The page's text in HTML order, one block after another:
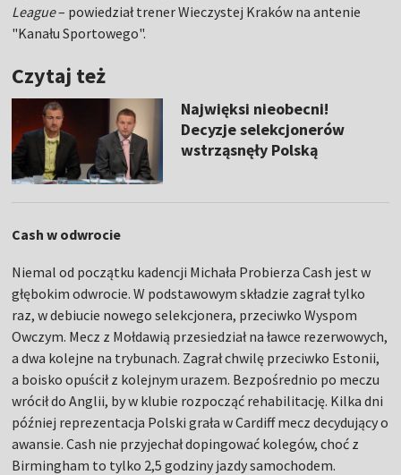
League– powiedział trener Wieczystej Kraków na antenie
"Kanału Sportowego".
Czytaj też
Najwięksi nieobecni!
Decyzje selekcjonerów
wstrząsnęły Polską
Cash w odwrocie
Niemal od początku kadencji Michała Probierza Cash jest w
głębokim odwrocie. W podstawowym składzie zagrał tylko
raz, w debiucie nowego selekcjonera, przeciwko Wyspom
Owczym. Mecz z Mołdawią przesiedział na ławce rezerwowych,
a dwa kolejne na trybunach. Zagrał chwilę przeciwko Estonii,
a boisko opuścił z kolejnym urazem. Bezpośrednio po meczu
wrócił do Anglii, by w klubie rozpocząć rehabilitację. Kilka dni
później reprezentacja Polski grała w Cardiff mecz decydujący o
awansie. Cash nie przyjechał dopingować kolegów, choć z
Birmingham to tylko 2,5 godziny jazdy samochodem.